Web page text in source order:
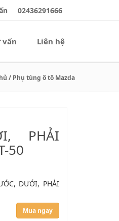
02436291666
vấn Liên hệ
/ Phụ tùng ô tô Mazda
PHẢI
50
DƯỚI, PHẢI
Mua ngay